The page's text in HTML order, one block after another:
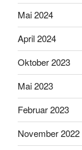
Mai 2024
April 2024
Oktober 2023
Mai 2023
Februar 2023
November 2022